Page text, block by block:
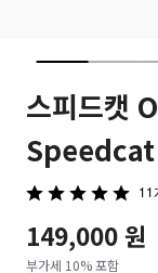
스피드캣
Speedcat
5
4.8
11
149,000 원
부가세 10% 포함